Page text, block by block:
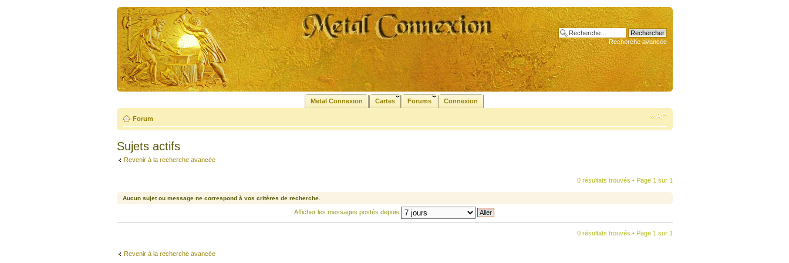
Recherche avancée
Metal Connexion Cartes Forums Connexion
Forum
Sujets actifs
Revenir à la recherche avancée
0 résultats trouvés • Page 1 sur 1
Aucun sujet ou message ne correspond à vos critères de recherche.
Afficher les messages postés depuis
0 résultats trouvés • Page 1 sur 1
Revenir à la recherche avancée